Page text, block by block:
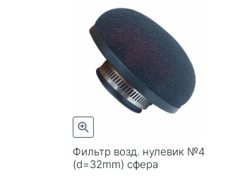
Фильтр возд. нулевик №4
(d=32mm) сфера